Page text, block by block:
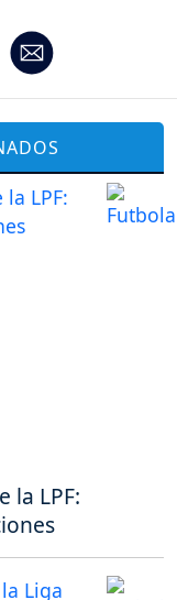
la LPF: